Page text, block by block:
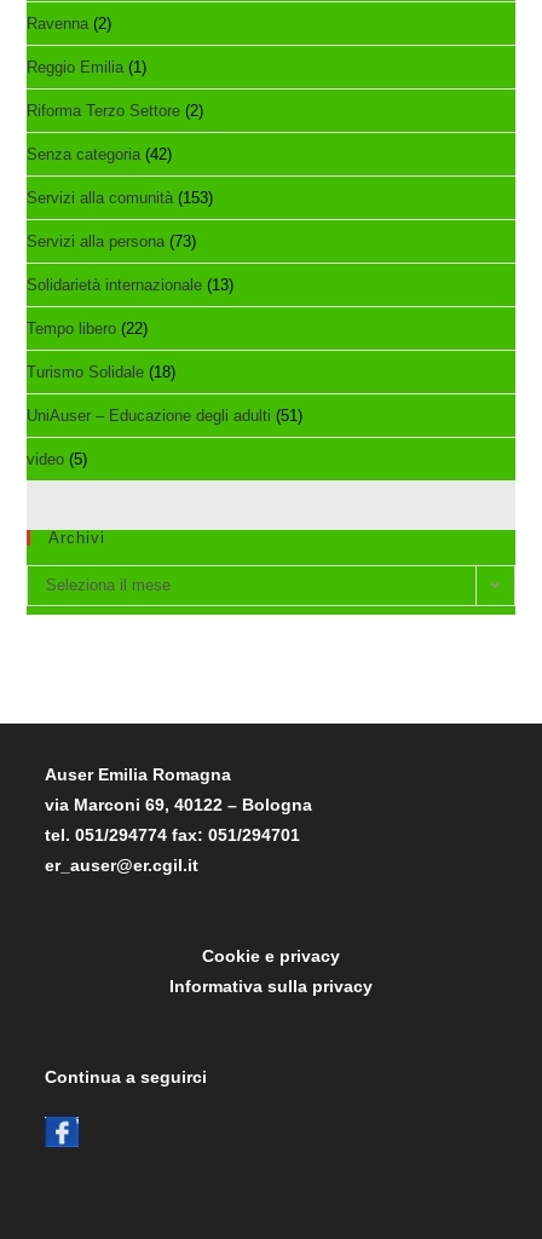
Ravenna (2)
Reggio Emilia (1)
Riforma Terzo Settore (2)
Senza categoria (42)
Servizi alla comunità (153)
Servizi alla persona (73)
Solidarietà internazionale (13)
Tempo libero (22)
Turismo Solidale (18)
UniAuser – Educazione degli adulti (51)
video (5)
Archivi
Archivi
Seleziona il mese
Auser Emilia Romagna
via Marconi 69, 40122 – Bologna
tel. 051/294774 fax: 051/294701
er_auser@er.cgil.it
Cookie e privacy
Informativa sulla privacy
Continua a seguirci